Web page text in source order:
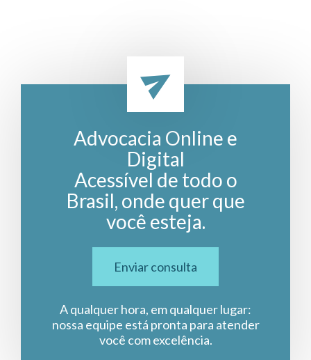
Advocacia Online e
Digital
Acessível de todo o
Brasil, onde quer que
você esteja.
Enviar consulta
A qualquer hora, em qualquer lugar:
nossa equipe está pronta para atender
você com excelência.